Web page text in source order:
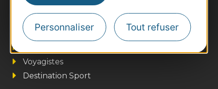
Personnaliser Tout refuser
Thermalisme
Business/Mice
Pros d'Occitanie
Voyagistes
Destination Sport